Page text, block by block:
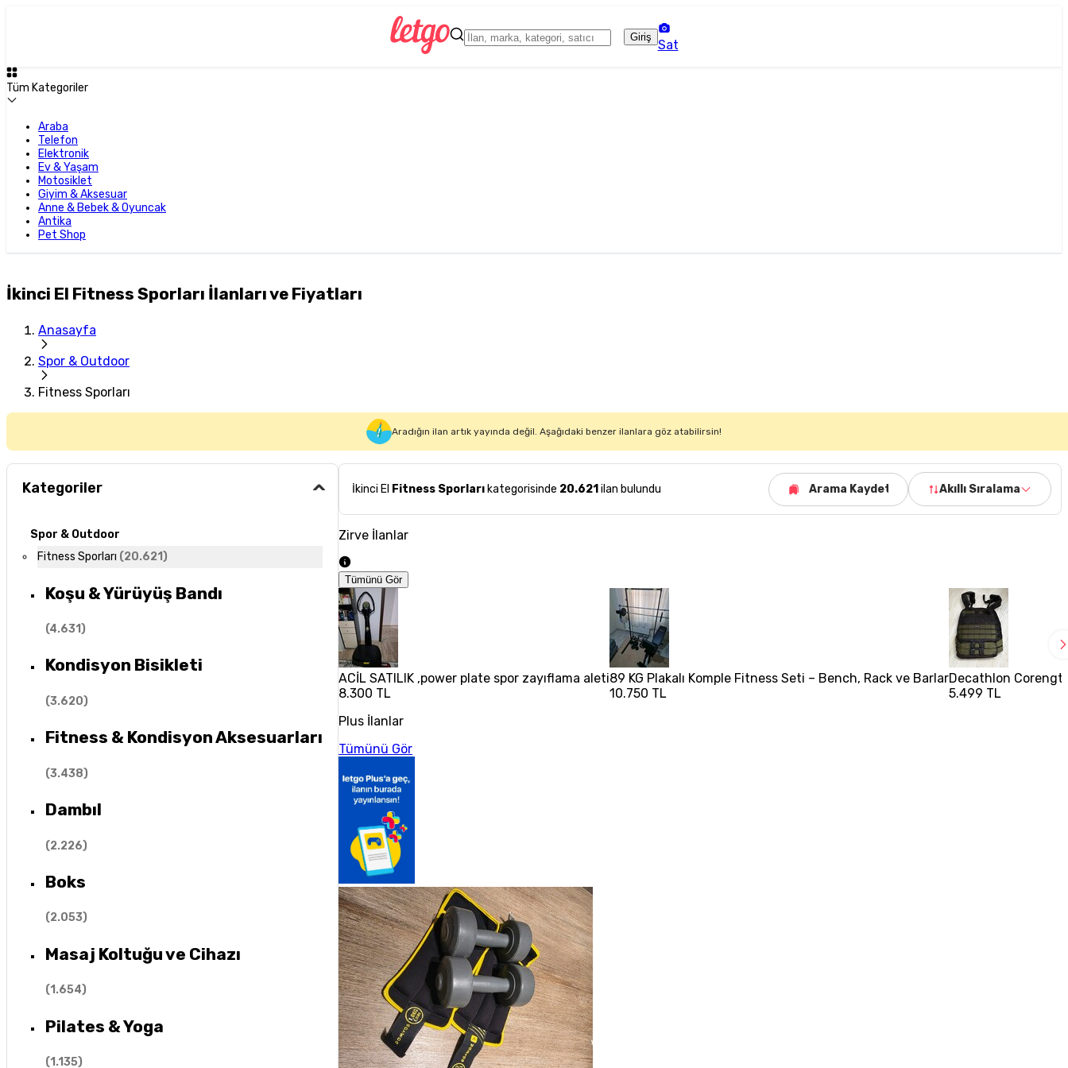
Giriş
Sat
Tüm Kategoriler
Araba
Telefon
Elektronik
Ev & Yaşam
Motosiklet
Giyim & Aksesuar
Anne & Bebek & Oyuncak
Antika
Pet Shop
İkinci El Fitness Sporları İlanları ve Fiyatları
Anasayfa
Spor & Outdoor
Fitness Sporları
Aradığın ilan artık yayında değil. Aşağıdaki benzer ilanlara göz atabilirsin!
Kategoriler
Spor & Outdoor
Fitness Sporları (20.621)
Koşu & Yürüyüş Bandı
(4.631)
Kondisyon Bisikleti
(3.620)
Fitness & Kondisyon Aksesuarları
(3.438)
Dambıl
(2.226)
Boks
(2.053)
Masaj Koltuğu ve Cihazı
(1.654)
Pilates & Yoga
(1.135)
İkinci El Fitness Sporları kategorisinde 20.621 ilan bulundu Arama Kaydet Akıllı Sıralama
Zirve İlanlar
Tümünü Gör
ACİL SATILIK ,power plate spor zayıflama aleti
8.300 TL
89 KG Plakalı Komple Fitness Seti – Bench, Rack ve Barlar
10.750 TL
Decathlon
5.499 TL
Plus İlanlar
Tümünü Gör